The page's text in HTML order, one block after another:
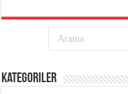
instagram
Kategoriler